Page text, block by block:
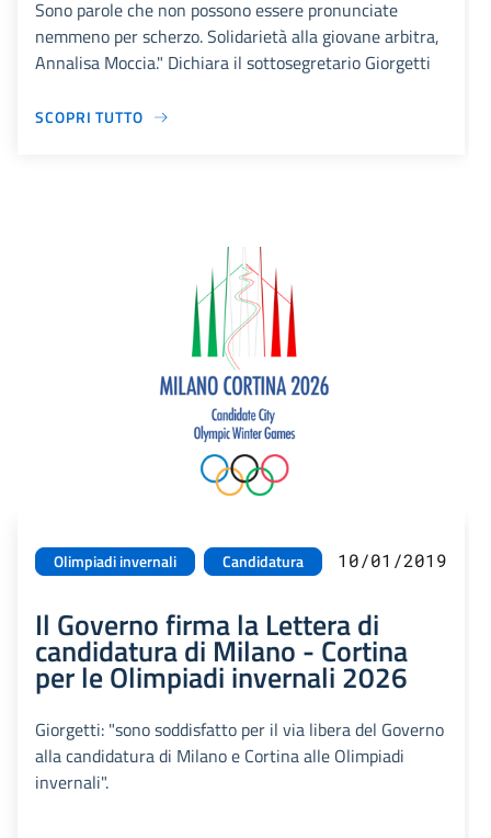
Sono parole che non possono essere pronunciate
nemmeno per scherzo. Solidarietà alla giovane arbitra,
Annalisa Moccia." Dichiara il sottosegretario Giorgetti
SCOPRI TUTTO
Olimpiadi invernali Candidatura 10/01/2019
Il Governo firma la Lettera di
candidatura di Milano - Cortina
per le Olimpiadi invernali 2026
Giorgetti: "sono soddisfatto per il via libera del Governo
alla candidatura di Milano e Cortina alle Olimpiadi
invernali".